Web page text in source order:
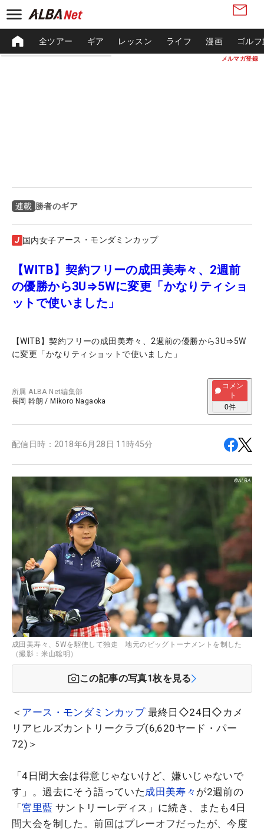
メルマガ登録
全ツアー ギア レッスン ライフ 漫画 ゴル
連載 勝者のギア
国内女子アース・モンダミンカップ
【WITB】契約フリーの成田美寿々、2週前
の優勝から3U⇒5Wに変更「かなりティショ
ットで使いました」
【WITB】契約フリーの成田美寿々、2週前の優勝から3U⇒5W
に変更「かなりティショットで使いました」
所属ALBA Net編集部
長岡 幹朗 / Mikoro Nagaoka
コメン
ト
0件
配信日時： 2018年6月28日 11時45分
成田美寿々、5Wを駆使して独走 地元のビッグトーナメントを制した
（撮影：米山聡明）
この記事の写真1枚を見る
＜ アース・モンダミンカップ最終日◇24日◇カメ
リアヒルズカントリークラブ(6,620ヤード・パー
72)＞
「4日間大会は得意じゃないけど、嫌いじゃないで
す」。過去にそう語っていた成田美寿々 が2週前の
「宮里藍 サントリーレディス」に続き、またも4日
間大会を制した。前回はプレーオフだったが、今度